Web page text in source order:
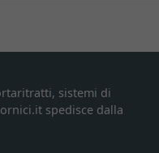
sistemi di
spedisce dalla